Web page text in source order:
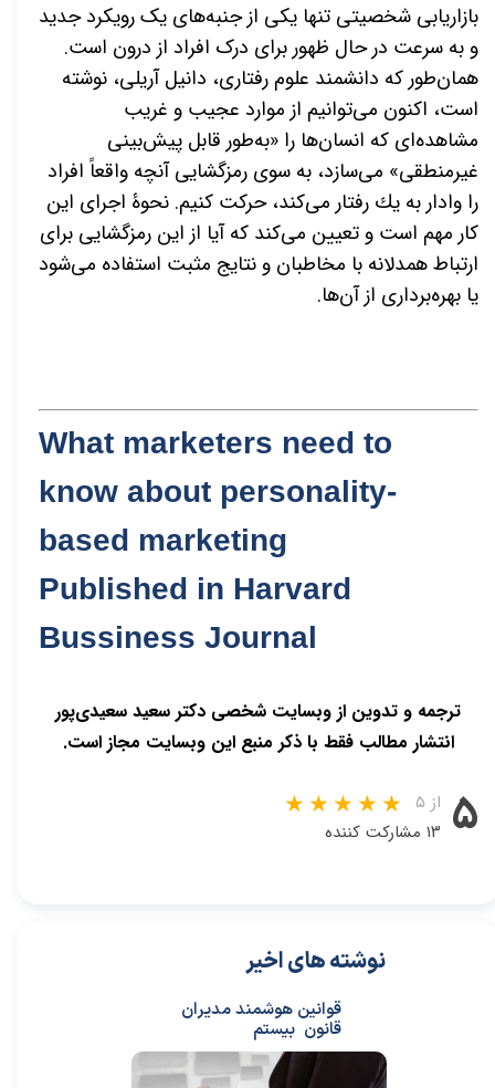
بازاریابی شخصیتی تنها یکی از جنبههای یک رویکرد جدید
و به سرعت در حال ظهور برای درک افراد از درون است.
همانطور که دانشمند علوم رفتاری، دانیل آریلی، نوشته
است، اکنون میتوانیم از موارد عجیب و غریب
مشاهدهای که انسانها را «بهطور قابل پیشبینی
غیرمنطقی» میسازد، به سوی رمزگشایی آنچه واقعاً افراد
را وادار به یك رفتار میكند، حركت كنیم. نحوۀ اجرای این
کار مهم است و تعیین میکند که آیا از این رمزگشایی برای
ارتباط همدلانه با مخاطبان و نتایج مثبت استفاده میشود
یا بهرهبرداری از آنها.
What marketers need to
know about personality-
based marketing
Published in Harvard
Bussiness Journal
ترجمه و تدوین از وبسایت شخصی دکتر سعید سعیدی‌پور
انتشار مطالب فقط با ذکر منبع این وبسایت مجاز است.
۵ از ۵
۱۳ مشارکت کننده
قوانین هوشمند مدیران
قانون بیستم
نوشته های اخیر